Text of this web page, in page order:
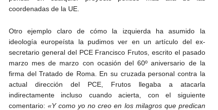
coordenadas de la UE.
Otro ejemplo claro de cómo la izquierda ha asumido la
ideología europeísta la pudimos ver en un artículo del ex-
secretario general del PCE Francisco Frutos, escrito el pasado
marzo mes de marzo con ocasión del 60º aniversario de la
firma del Tratado de Roma. En su cruzada personal contra la
actual dirección del PCE, Frutos llegaba a atacarla
indirectamente incluso cuando acierta, con el siguiente
comentario: «Y como yo no creo en los milagros que predican